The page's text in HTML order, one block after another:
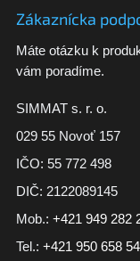
Zákaznícka
Máte otázku k
vám poradíme.
SIMMAT s. r. o.
029 55 Novoť 157
IČO: 55 772 498
DIČ: 2122089145
Mob.: +421 949 282
Tel.: +421 950 658